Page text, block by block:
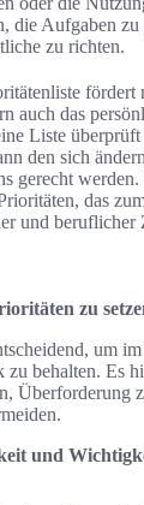
die Aufgaben
zu richten.
fördert
auch das
Liste überprüft
den sich
gerecht
das
und beruflicher
zu
um
zu behalten. Es
Überforderung
und